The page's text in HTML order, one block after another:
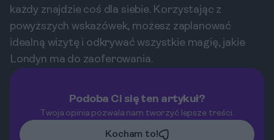
każdy znajdzie coś dla siebie. Korzystając z
powyższych wskazówek, możesz zaplanować
idealną wizytę i odkrywać wszystkie magię, jakie
Londyn ma do zaoferowania.
Podoba Ci się ten artykuł?
Twoja opinia pozwala nam tworzyć lepsze treści.
Kocham to!